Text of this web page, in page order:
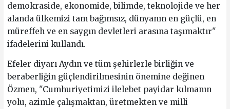
demokraside, ekonomide, bilimde, teknolojide ve her
alanda ülkemizi tam bağımsız, dünyanın en güçlü, en
müreffeh ve en saygın devletleri arasına taşımaktır"
ifadelerini kullandı.
Efeler diyarı Aydın ve tüm şehirlerle birliğin ve
beraberliğin güçlendirilmesinin önemine değinen
Özmen, "Cumhuriyetimizi ilelebet payidar kılmanın
yolu, azimle çalışmaktan, üretmekten ve milli